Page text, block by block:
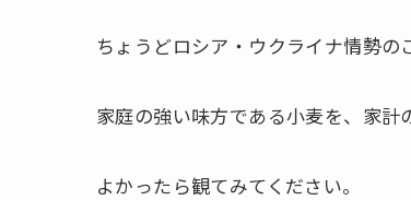
ちょうどロシア・ウクライナ情勢の
家庭の強い味方である小麦を、家計
よかったら観てみてください。